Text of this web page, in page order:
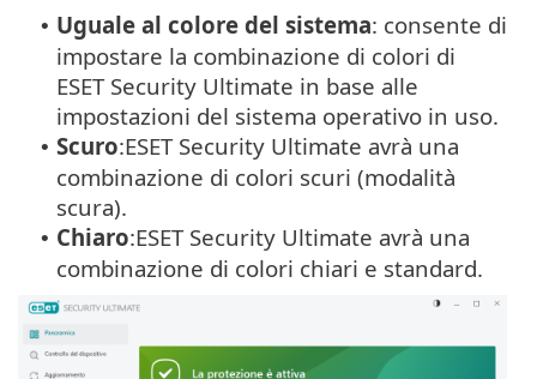
• Uguale al colore del sistema: consente di
impostare la combinazione di colori di
ESET Security Ultimate in base alle
impostazioni del sistema operativo in uso.
• Scuro:ESET Security Ultimate avrà una
combinazione di colori scuri (modalità
scura).
• Chiaro:ESET Security Ultimate avrà una
combinazione di colori chiari e standard.